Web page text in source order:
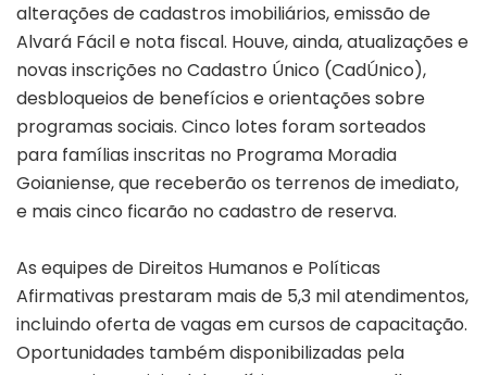
alterações de cadastros imobiliários, emissão de
Alvará Fácil e nota fiscal. Houve, ainda, atualizações e
novas inscrições no Cadastro Único (CadÚnico),
desbloqueios de benefícios e orientações sobre
programas sociais. Cinco lotes foram sorteados
para famílias inscritas no Programa Moradia
Goianiense, que receberão os terrenos de imediato,
e mais cinco ficarão no cadastro de reserva.
As equipes de Direitos Humanos e Políticas
Afirmativas prestaram mais de 5,3 mil atendimentos,
incluindo oferta de vagas em cursos de capacitação.
Oportunidades também disponibilizadas pela